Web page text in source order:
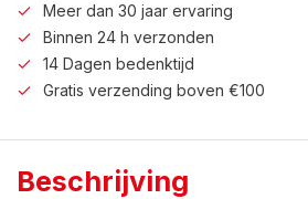
Meer dan 30 jaar ervaring
Binnen 24 h verzonden
14 Dagen bedenktijd
Gratis verzending boven €100
Beschrijving